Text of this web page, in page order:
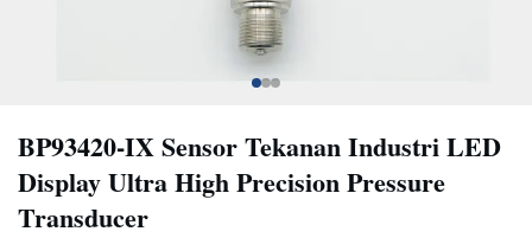
BP93420-IX Sensor Tekanan Industri LED
Display Ultra High Precision Pressure
Transducer